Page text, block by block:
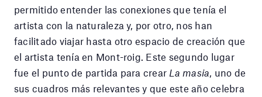
permitido entender las conexiones que tenía el
artista con la naturaleza y, por otro, nos han
facilitado viajar hasta otro espacio de creación que
el artista tenía en Mont-roig. Este segundo lugar
fue el punto de partida para crear La masia , uno de
sus cuadros más relevantes y que este año celebra